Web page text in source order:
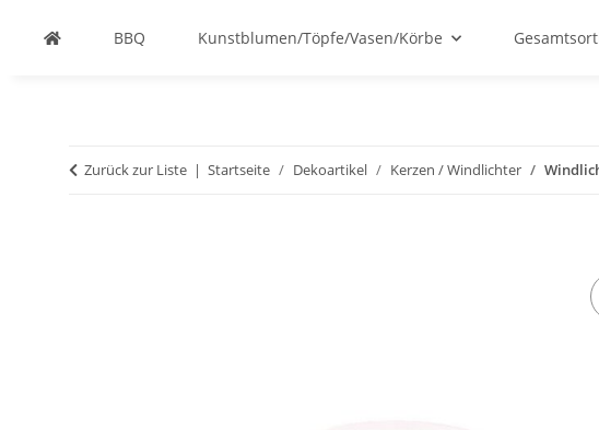
BBQ Kunstblumen/Töpfe/Vasen/Körbe
Zurück zur Liste Startseite Dekoartikel Kerzen / Windlichter